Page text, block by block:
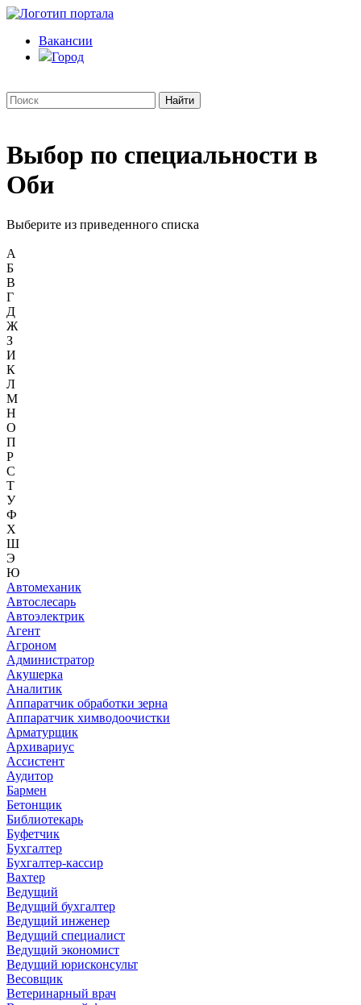
Вакансии
Город
Выбор по специальности в
Оби
Выберите из приведенного списка
А
Б
В
Г
Д
Ж
З
И
К
Л
М
Н
О
П
Р
С
Т
У
Ф
Х
Ш
Э
Ю
Автомеханик
Автослесарь
Автоэлектрик
Агент
Агроном
Администратор
Акушерка
Аналитик
Аппаратчик обработки зерна
Аппаратчик химводоочистки
Арматурщик
Архивариус
Ассистент
Аудитор
Бармен
Бетонщик
Библиотекарь
Буфетчик
Бухгалтер
Бухгалтер-кассир
Вахтер
Ведущий
Ведущий бухгалтер
Ведущий инженер
Ведущий специалист
Ведущий экономист
Ведущий юрисконсульт
Весовщик
Ветеринарный врач